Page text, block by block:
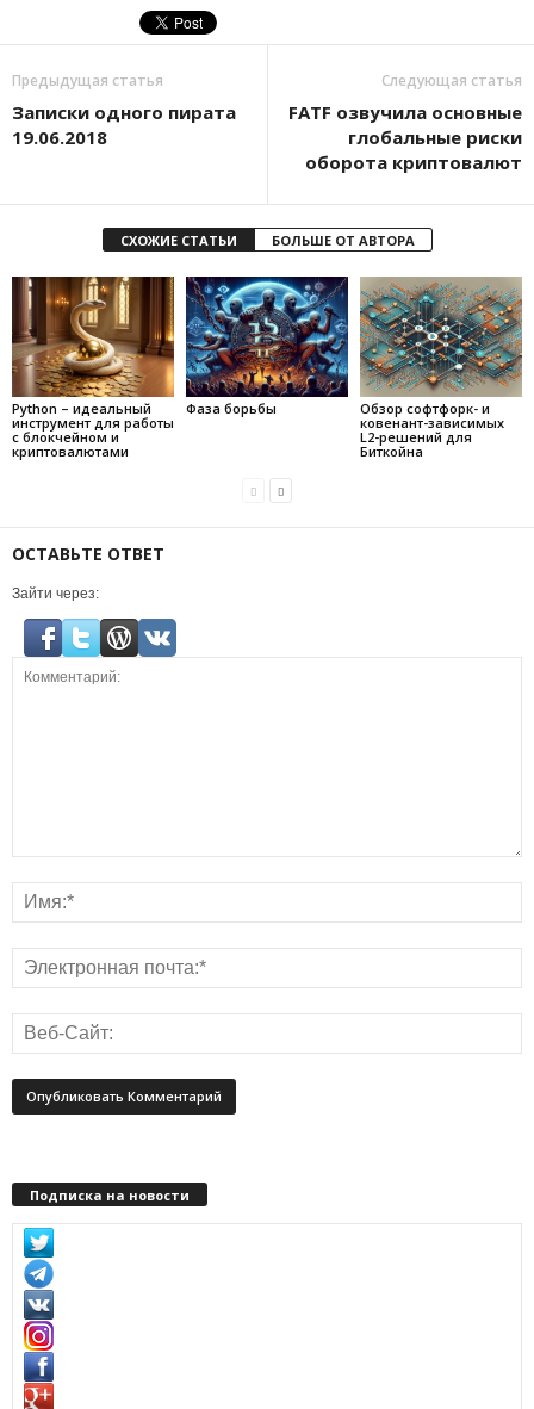
Предыдущая статья
Записки одного пирата
19.06.2018
Следующая статья
FATF озвучила основные
глобальные риски
оборота криптовалют
СХОЖИЕ СТАТЬИ БОЛЬШЕ ОТ АВТОРА
Python – идеальный
инструмент для работы
с блокчейном и
криптовалютами
Фаза борьбы
Обзор софтфорк- и
ковенант-зависимых
L2-решений для
Биткойна
ОСТАВЬТЕ ОТВЕТ
Зайти через:
Подписка на новости